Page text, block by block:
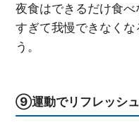
夜食はできるだけ食
すぎて我慢できなく
う。
⑨運動でリフレッシュ